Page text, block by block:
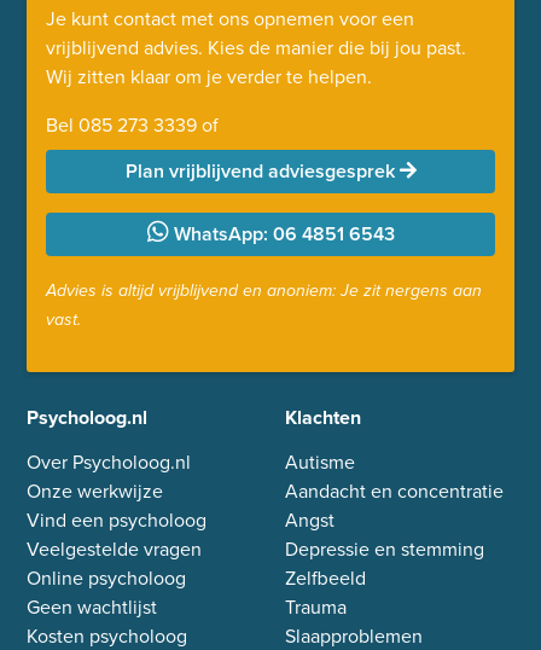
Je kunt contact met ons opnemen voor een
vrijblijvend advies. Kies de manier die bij jou past.
Wij zitten klaar om je verder te helpen.
Bel 085 273 3339of
Plan vrijblijvend adviesgesprek
WhatsApp: 06 4851 6543
Advies is altijd vrijblijvend en anoniem: Je zit nergens aan
vast.
Psycholoog.nl
Over Psycholoog.nl
Onze werkwijze
Vind een psycholoog
Veelgestelde vragen
Online psycholoog
Geen wachtlijst
Kosten psycholoog
Klachten
Autisme
Aandacht en concentratie
Angst
Depressie en stemming
Zelfbeeld
Trauma
Slaapproblemen